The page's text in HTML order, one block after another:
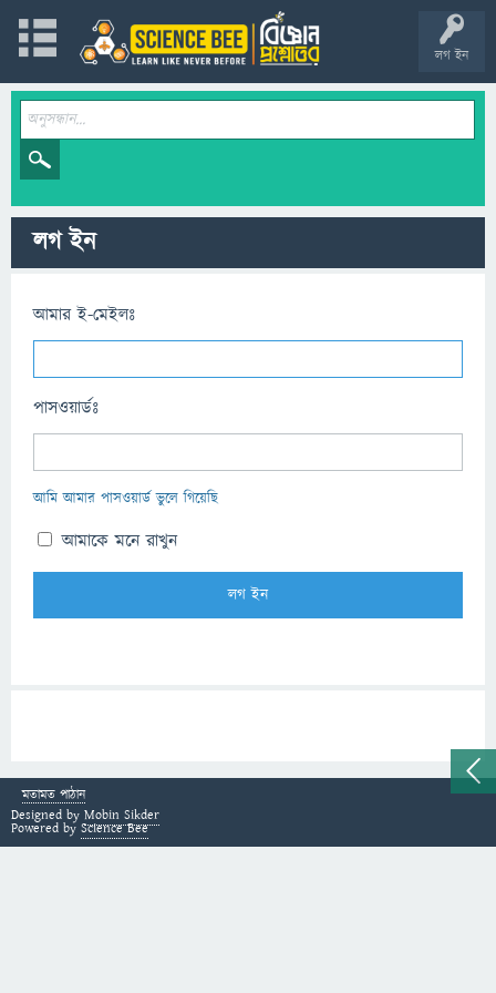
লগ ইন
লগ ইন
আমার ই-মেইলঃ
পাসওয়ার্ডঃ
আমি আমার পাসওয়ার্ড ভুলে গিয়েছি
আমাকে মনে রাখুন
মতামত পাঠান
Designed by Mobin Sikder
Powered by Science Bee